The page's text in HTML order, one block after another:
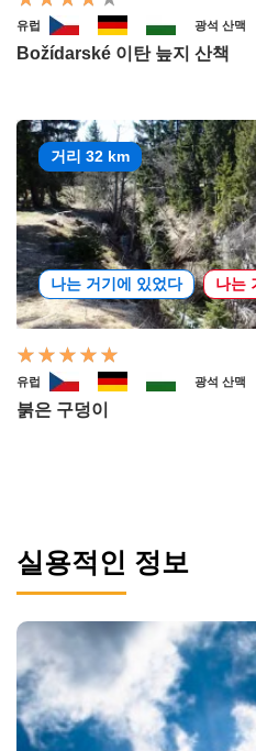
유럽 광석 산맥
Božídarské 이탄 늪지 산책
거리 32 km
나는 거기에 있었다 나는
유럽 광석 산맥
붉은 구덩이
실용적인 정보